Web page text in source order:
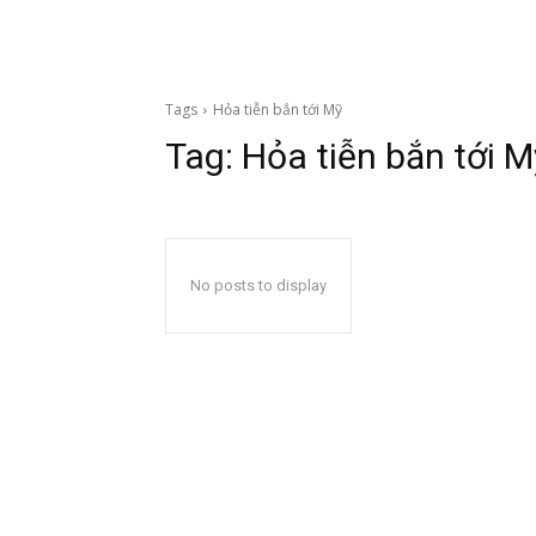
Tags Hỏa tiễn bắn tới Mỹ
Tag: Hỏa tiễn bắn tới
No posts to display